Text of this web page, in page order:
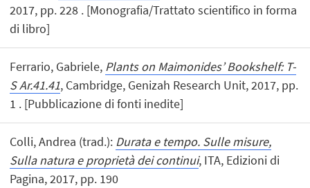
2017, pp. 228 . [Monografia/Trattato scientifico in forma
di libro]
Ferrario, Gabriele, Plants on Maimonides’ Bookshelf: T-
S Ar.41.41, Cambridge, Genizah Research Unit, 2017, pp.
1 . [Pubblicazione di fonti inedite]
Colli, Andrea (trad.): Durata e tempo. Sulle misure,
Sulla natura e proprietà dei continui, ITA, Edizioni di
Pagina, 2017, pp. 190